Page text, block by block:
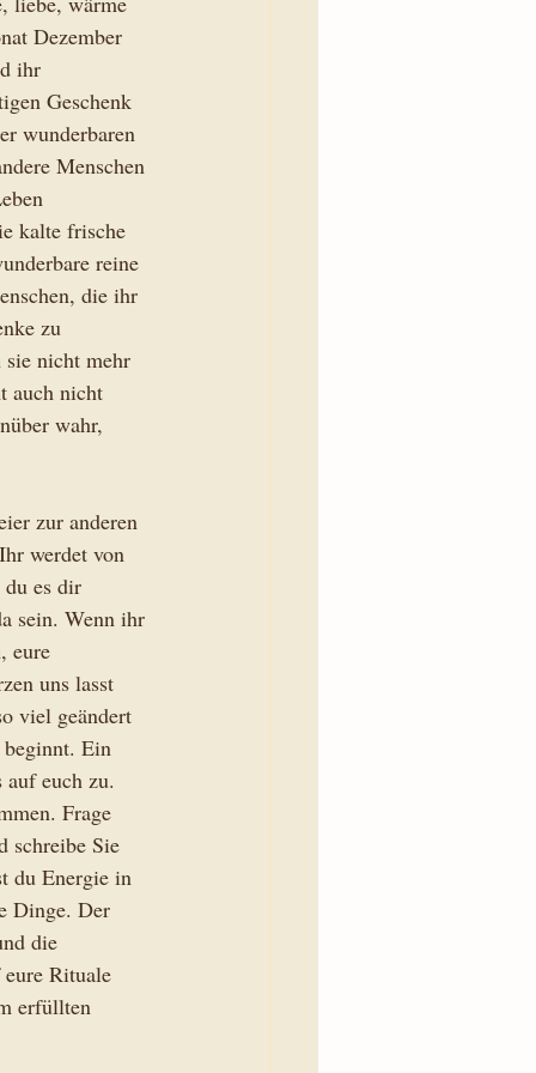
Dezember
ihr
Geschenk
wunderbaren
Menschen
kalte frische
reine
die ihr
zu
sie nicht mehr
auch nicht
wahr,
zur anderen
werdet von
du es dir
sein. Wenn ihr
eure
uns lasst
viel geändert
Ein
euch zu.
Frage
schreibe Sie
du Energie in
Dinge. Der
die
Rituale
erfüllten